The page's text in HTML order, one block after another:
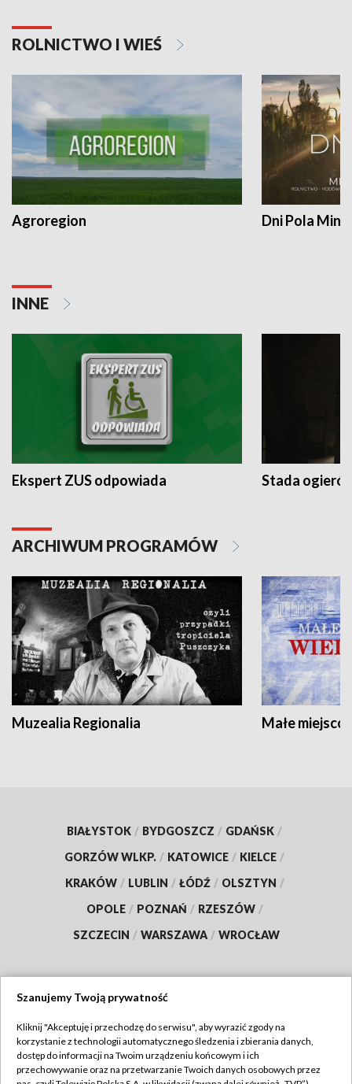
ROLNICTWO I WIEŚ
Agroregion Dni Pola
INNE
Ekspert ZUS odpowiada Stada
ARCHIWUM PROGRAMÓW
Muzealia Regionalia Małe
BIAŁYSTOK / BYDGOSZCZ / GDAŃSK /
GORZÓW WLKP. / KATOWICE / KIELCE /
KRAKÓW / LUBLIN / ŁÓDŹ / OLSZTYN /
OPOLE / POZNAŃ / RZESZÓW /
SZCZECIN / WARSZAWA / WROCŁAW
TVP
Abonament TVP
Regulamin TVP
Szanujemy Twoją prywatność
Kliknij "Akceptuję i przechodzę do serwisu", aby wyrazić zgody na
korzystanie z technologii automatycznego śledzenia i zbierania danych,
dostęp do informacji na Twoim urządzeniu końcowym i ich
przechowywanie oraz na przetwarzanie Twoich danych osobowych przez